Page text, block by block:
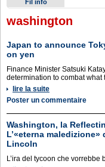
Fil info
washington
Japan to announce
on yen
Finance Minister Satsuki
determination to ‌combat
lire la suite
Poster un commentaire
Washington, la
L’«eterna
Lincoln
L’ira del tycoon che